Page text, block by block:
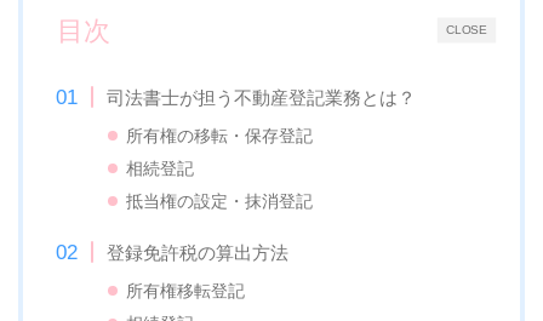
CLOSE
目次
司法書士が担う不動産登記業務とは？
所有権の移転・保存登記
相続登記
抵当権の設定・抹消登記
登録免許税の算出方法
所有権移転登記